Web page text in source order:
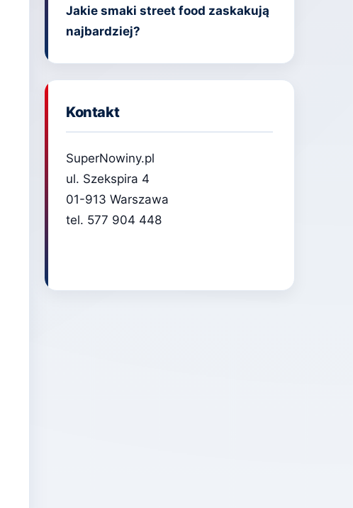
Jakie smaki street food zaskakują
najbardziej?
Kontakt
SuperNowiny.pl
ul. Szekspira 4
01-913 Warszawa
tel. 577 904 448